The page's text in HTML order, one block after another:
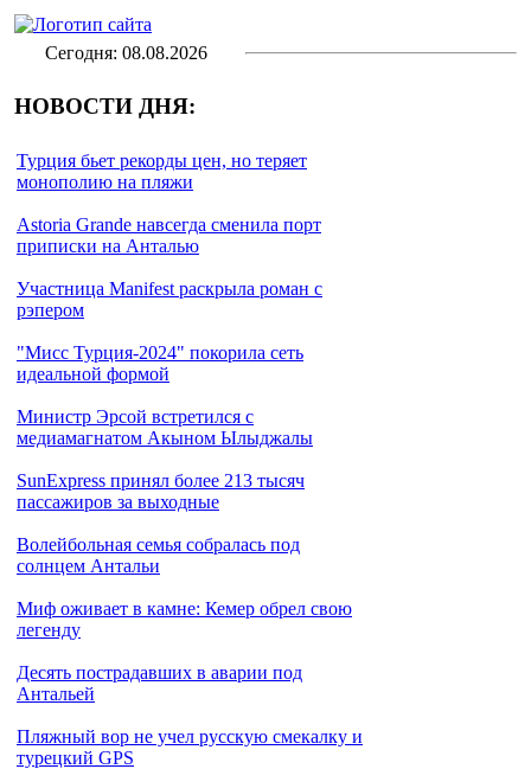
Сегодня: 08.08.2026
НОВОСТИ ДНЯ:
Турция бьет рекорды цен, но теряет
монополию на пляжи
Astoria Grande навсегда сменила порт
приписки на Анталью
Участница Manifest раскрыла роман с
рэпером
"Мисс Турция-2024" покорила сеть
идеальной формой
Министр Эрсой встретился с
медиамагнатом Акыном Ылыджалы
SunExpress принял более 213 тысяч
пассажиров за выходные
Волейбольная семья собралась под
солнцем Антальи
Миф оживает в камне: Кемер обрел свою
легенду
Десять пострадавших в аварии под
Антальей
Пляжный вор не учел русскую смекалку и
турецкий GPS